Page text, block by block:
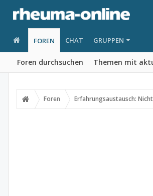
FOREN
Foren durchsuchen Themen mit
CHAT GRUPPEN
Foren Erfahrungsaustausch: